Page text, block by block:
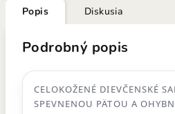
Popis Diskusia
Podrobný popis
CELOKOŽENÉ DIEVČENSKÉ
SPEVNENOU PÄTOU A